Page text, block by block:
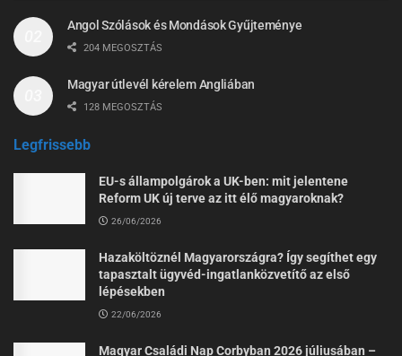
Angol Szólások és Mondások Gyűjteménye
204 MEGOSZTÁS
Magyar útlevél kérelem Angliában
128 MEGOSZTÁS
Legfrissebb
EU-s állampolgárok a UK-ben: mit jelentene
Reform UK új terve az itt élő magyaroknak?
26/06/2026
Hazaköltöznél Magyarországra? Így segíthet egy
tapasztalt ügyvéd-ingatlanközvetítő az első
lépésekben
22/06/2026
Magyar Családi Nap Corbyban 2026 júliusában –